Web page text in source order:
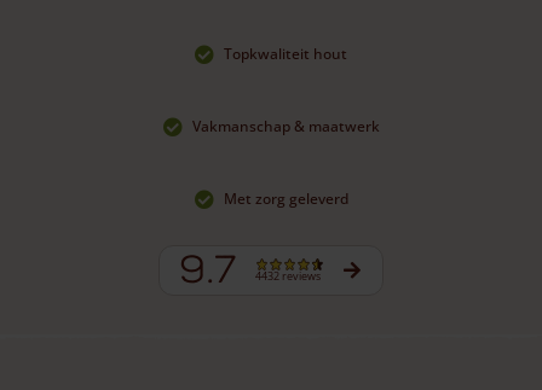
Topkwaliteit hout
Vakmanschap & maatwerk
Met zorg geleverd
9.7 4432 reviews